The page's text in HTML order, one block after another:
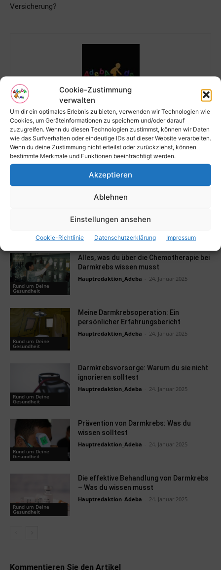
Cookie-Zustimmung
verwalten
Um dir ein optimales Erlebnis zu bieten, verwenden wir Technologien wie
Cookies, um Geräteinformationen zu speichern und/oder darauf
zuzugreifen. Wenn du diesen Technologien zustimmst, können wir Daten
wie das Surfverhalten oder eindeutige IDs auf dieser Website verarbeiten.
Wenn du deine Zustimmung nicht erteilst oder zurückziehst, können
bestimmte Merkmale und Funktionen beeinträchtigt werden.
Akzeptieren
Ablehnen
Einstellungen ansehen
Cookie-Richtlinie Datenschutzerklärung Impressum
Versicherung?
Redaktion
https://magazin.adeba.de
Gesundheit
Strahlentherapie bei Darmkrebs: Was du
Hauptredaktion_Adeba - 24. Januar 2025
Rund um Deine
Gesundheit
Alles, was du über die Chemotherapie bei
Darmkrebs wissen musst
Hauptredaktion_Adeba 24. Januar 2025
Rund um Deine
Gesundheit
Meine Darmkrebsoperation: Ein
persönlicher Erfahrungsbericht
Hauptredaktion_Adeba 24. Januar 2025
Rund um Deine
Gesundheit
Darmkrebsvorsorge: Warum du sie nicht
ignorieren solltest
Hauptredaktion_Adeba 24. Januar 2025
Rund um Deine
Gesundheit
Prävention von Darmkrebs: Was du
wissen solltest
Hauptredaktion_Adeba 24. Januar 2025
Rund um Deine
Gesundheit
Die effektive Behandlung von Darmkrebs
– Was du wissen musst
Hauptredaktion_Adeba 24. Januar 2025
Kommentieren Sie den Artikel